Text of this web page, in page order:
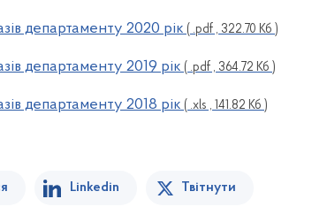
департаменту 2020 рік ( .pdf , 322.70 Кб )
департаменту 2019 рік ( .pdf , 364.72 Кб )
департаменту 2018 рік ( .xls , 141.82 Кб )
Linkedin Твітнути